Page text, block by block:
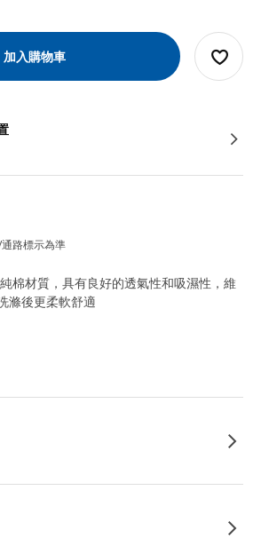
加入購物車
路標示為準
棉材質，具有良好的透氣性和吸濕性，維
滌後更柔軟舒適